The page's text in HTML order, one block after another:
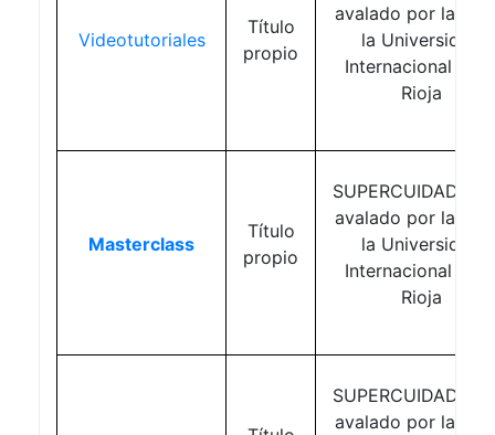
Videotutoriales
Título
propio
avalado por la
la Universidad
Internacional de
Rioja
Masterclass
Título
propio
avalado por la
la Universidad
Internacional de
Rioja
avalado por la